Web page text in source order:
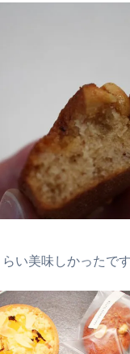
い美味しかったで